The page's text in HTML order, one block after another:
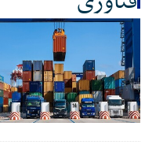
کل اخبار:8